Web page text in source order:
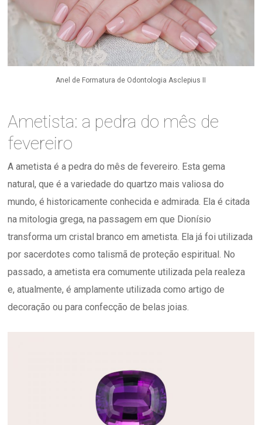
Anel de Formatura de Odontologia Asclepius II
Ametista: a pedra do mês de
fevereiro
A ametista é a pedra do mês de fevereiro. Esta gema
natural, que é a variedade do quartzo mais valiosa do
mundo, é historicamente conhecida e admirada. Ela é citada
na mitologia grega, na passagem em que Dionísio
transforma um cristal branco em ametista. Ela já foi utilizada
por sacerdotes como talismã de proteção espiritual. No
passado, a ametista era comumente utilizada pela realeza
e, atualmente, é amplamente utilizada como artigo de
decoração ou para confecção de belas joias.